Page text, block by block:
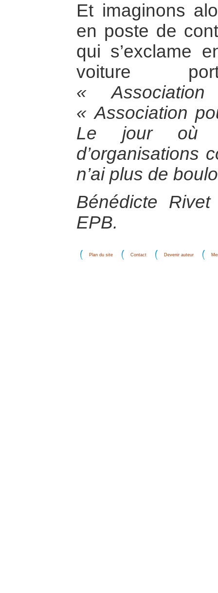
Et imaginons
en poste de
qui s’exclame
voiture
«
« Association
Le jour où
d’organisations
n’ai plus de
Bénédicte
EPB.
Plan du site Contact Devenir auteur